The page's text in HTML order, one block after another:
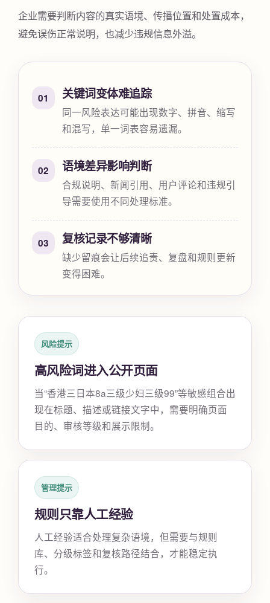
企业需要判断内容的真实语境、传播位置和处置成本，
避免误伤正常说明，也减少违规信息外溢。
01 关键词变体难追踪
同一风险表达可能出现数字、拼音、缩写
和混写，单一词表容易遗漏。
02 语境差异影响判断
合规说明、新闻引用、用户评论和违规引
导需要使用不同处理标准。
03 复核记录不够清晰
缺少留痕会让后续追责、复盘和规则更新
变得困难。
风险提示
高风险词进入公开页面
当“香港三日本8a三级少妇三级99”等敏感组合出
现在标题、描述或链接文字中，需要明确页面
目的、审核等级和展示限制。
管理提示
规则只靠人工经验
人工经验适合处理复杂语境，但需要与规则
库、分级标签和复核路径结合，才能稳定执
行。